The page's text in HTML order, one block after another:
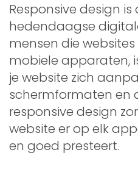
Responsive design
hedendaagse
mensen die
mobiele apparaten,
je website zich
schermformaten en
responsive design
website er op elk
en goed presteert.